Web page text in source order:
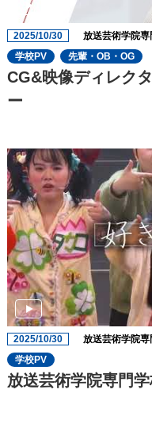
2025/10/30 放送芸術学院専
学校PV
先輩・OB・OG
CG&映像ディレク
ー
2025/10/30 放送芸術学院専
学校PV
放送芸術学院専門